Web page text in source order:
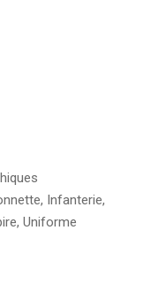
, Infanterie,
, Uniforme